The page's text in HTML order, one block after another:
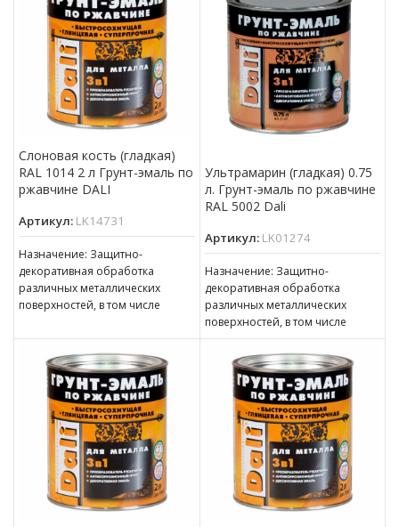
Слоновая кость (гладкая)
RAL 1014 2 л Грунт-эмаль по
ржавчине DALI
Артикул: LK14731
Назначение: Защитно-
декоративная обработка
различных металлических
поверхностей, в том числе
сплошной коррозией c
толщиной ржавчины до 100 мкм
Ультрамарин (гладкая) 0.75
л. Грунт-эмаль по ржавчине
RAL 5002 Dali
Артикул: LK01274
Назначение: Защитно-
декоративная обработка
различных металлических
поверхностей, в том числе
пораженных точечной или
сплошной коррозией c
толщиной ржавчины до 100 мкм